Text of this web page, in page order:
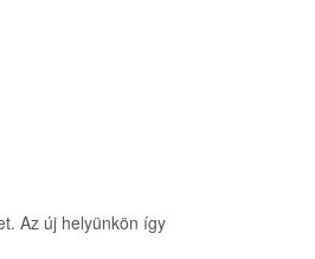
Az új helyünkön így